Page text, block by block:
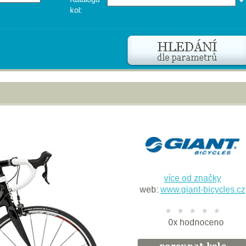
kol:
více od značky
web: www.giant-bicycles.cz
0xhodnoceno